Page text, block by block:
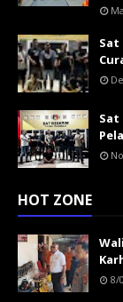
Sat
Sat
HOT ZONE
8/